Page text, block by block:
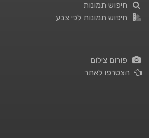
חיפוש תמונות
חיפוש תמונות לפי צבע
פורום צילום
הצטרפו לאתר